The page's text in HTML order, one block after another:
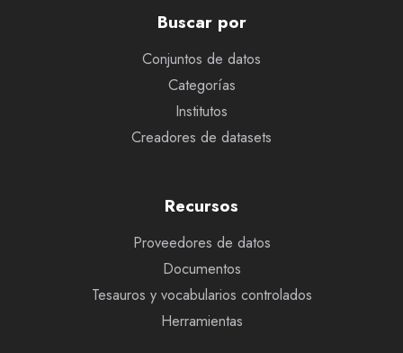
Buscar por
Conjuntos de datos
Categorías
Institutos
Creadores de datasets
Recursos
Proveedores de datos
Documentos
Tesauros y vocabularios controlados
Herramientas